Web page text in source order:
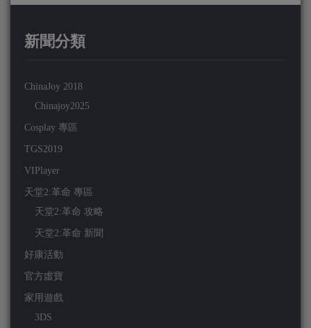
新聞分類
ChinaJoy 2018
Chinajoy2025
Cosplay 專區
TGS2019
VIPlayer
天堂2:革命 專區
天堂2:革命 攻略
天堂2:革命 新聞
好康活動
官方虛寶
家用遊戲
3DS